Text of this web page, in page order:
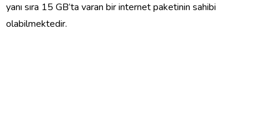
yanı sıra 15 GB’ta varan bir internet paketinin sahibi
olabilmektedir.